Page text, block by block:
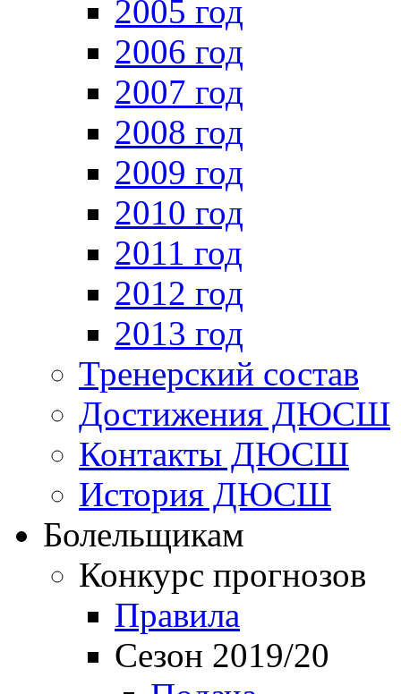
2005 год
2006 год
2007 год
2008 год
2009 год
2010 год
2011 год
2012 год
2013 год
Тренерский состав
Достижения ДЮСШ
Контакты ДЮСШ
История ДЮСШ
Болельщикам
Конкурс прогнозов
Правила
Сезон 2019/20